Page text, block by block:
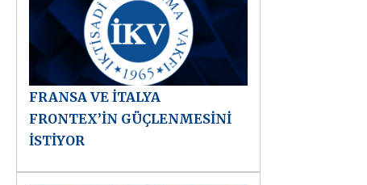
FRANSA VE İTALYA
FRONTEX’İN GÜÇLENMESİNİ
İSTİYOR